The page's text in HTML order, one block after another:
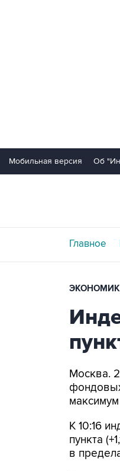
Мобильная версия Об
Главное
Москва.
К 10:16
пункта
в